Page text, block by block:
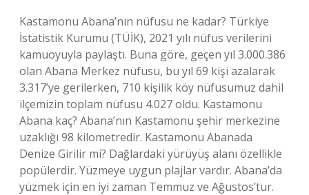
Kastamonu Abana’nın nüfusu ne kadar? Türkiye
İstatistik Kurumu (TÜİK), 2021 yılı nüfus verilerini
kamuoyuyla paylaştı. Buna göre, geçen yıl 3.000.386
olan Abana Merkez nüfusu, bu yıl 69 kişi azalarak
3.317’ye gerilerken, 710 kişilik köy nüfusumuz dahil
ilçemizin toplam nüfusu 4.027 oldu. Kastamonu
Abana kaç? Abana’nın Kastamonu şehir merkezine
uzaklığı 98 kilometredir. Kastamonu Abanada
Denize Girilir mi? Dağlardaki yürüyüş alanı özellikle
popülerdir. Yüzmeye uygun plajlar vardır. Abana’da
yüzmek için en iyi zaman Temmuz ve Ağustos’tur.